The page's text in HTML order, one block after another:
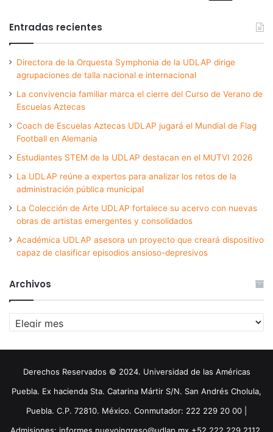
Entradas recientes
Directora de la Orquesta Symphonia de la UDLAP dirige
agrupaciones de talla nacional e internacional
La convivencia familiar marca el cierre del Curso de Verano de
Escuelas Aztecas
Coach de Escuelas Aztecas UDLAP jugará el Mundial de Flag
Football en Alemania
Estudiantes STEM de la UDLAP destacan en el MUTVI 2026
La UDLAP reúne a expertos para analizar los retos de la
administración pública municipal
La Colección de Arte UDLAP fortalece su acervo con nuevas
obras de artistas emergentes y consolidados
Académica UDLAP asesora un proyecto que creará dispositivo
capaz de clasificar episodios ansioso-depresivos
Archivos
Archivos
Derechos Reservados © 2024. Universidad de las Américas
Puebla. Ex hacienda Sta. Catarina Mártir S/N. San Andrés Cholula,
Puebla. C.P. 72810. México. Conmutador: 222 229 20 00 |